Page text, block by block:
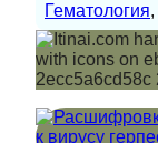
Гематология,